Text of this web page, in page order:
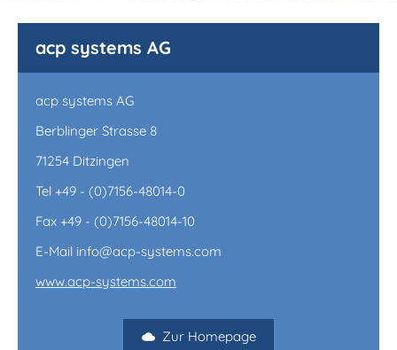
acp systems AG
acp systems AG
Berblinger Strasse 8
71254 Ditzingen
Tel +49 - (0)7156-48014-0
Fax +49 - (0)7156-48014-10
E-Mail info@acp-systems.com
www.acp-systems.com
Zur Homepage